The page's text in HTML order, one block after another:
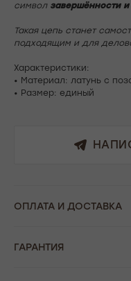
символ завершённости
Такая цепь станет
подходящим и для
Характеристики:
• Материал: латунь с
• Размер: единый
ОПЛАТА И ДОСТАВКА
ГАРАНТИЯ